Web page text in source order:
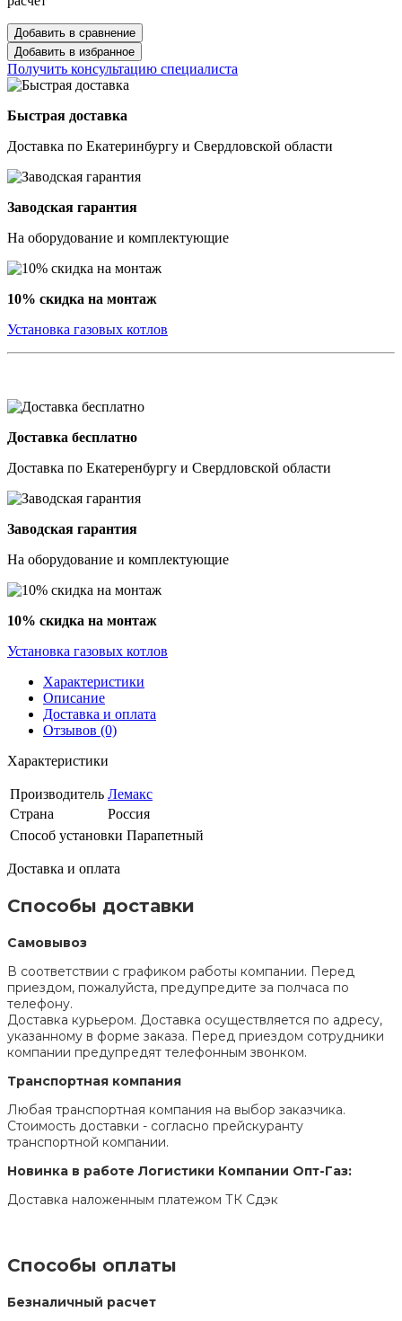
Добавить в сравнение
Добавить в избранное
Получить консультацию специалиста
Быстрая доставка
Доставка по Екатеринбургу и Свердловской области
Заводская гарантия
На оборудование и комплектующие
10% скидка на монтаж
Установка газовых котлов
Доставка бесплатно
Доставка по Екатеренбургу и Свердловской области
Заводская гарантия
На оборудование и комплектующие
10% скидка на монтаж
Установка газовых котлов
Характеристики
Описание
Доставка и оплата
Отзывов (0)
Характеристики
Производитель Лемакс
Страна
Россия
Способ установки Парапетный
Доставка и оплата
Способы доставки
Самовывоз
В соответствии с графиком работы компании. Перед
приездом, пожалуйста, предупредите за полчаса по
телефону.
Доставка курьером. Доставка осуществляется по адресу,
указанному в форме заказа. Перед приездом сотрудники
компании предупредят телефонным звонком.
Транспортная компания
Любая транспортная компания на выбор заказчика.
Стоимость доставки - согласно прейскуранту
транспортной компании.
Новинка в работе Логистики Компании Опт-Газ:
Доставка наложенным платежом ТК Сдэк
Способы оплаты
Безналичный расчет